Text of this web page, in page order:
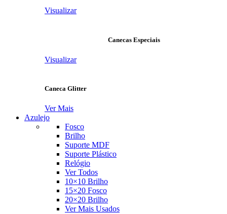
Visualizar
Canecas Especiais
Visualizar
Caneca Glitter
Ver Mais
Azulejo
Fosco
Brilho
Suporte MDF
Suporte Plástico
Relógio
Ver Todos
10×10 Brilho
15×20 Fosco
20×20 Brilho
Ver Mais Usados